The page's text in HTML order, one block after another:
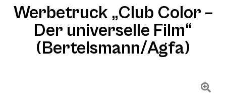
Werbetruck „Club Color –
Der universelle Film“
(Bertelsmann/Agfa)